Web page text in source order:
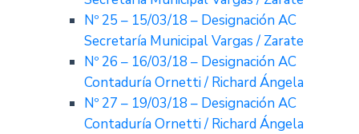
Nº 25 – 15/03/18 – Designación AC
Secretaría Municipal Vargas / Zarate
Nº 26 – 16/03/18 – Designación AC
Contaduría Ornetti / Richard Ángela
Nº 27 – 19/03/18 – Designación AC
Contaduría Ornetti / Richard Ángela